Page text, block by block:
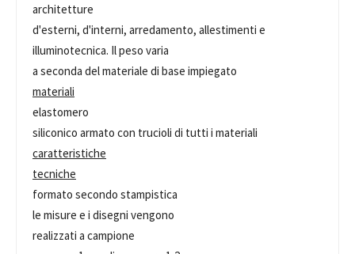
architetture
d'esterni, d'interni, arredamento, allestimenti e
illuminotecnica. Il peso varia
a seconda del materiale di base impiegato
materiali
elastomero
siliconico armato con trucioli di tutti i materiali
caratteristiche
tecniche
formato secondo stampistica
le misure e i disegni vengono
realizzati a campione